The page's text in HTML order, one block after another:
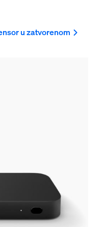
u zatvorenom